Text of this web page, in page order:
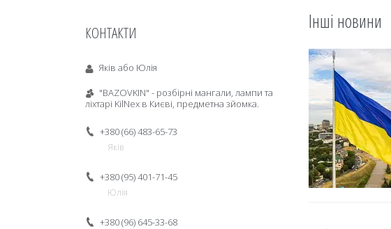
Інші новини
КОНТАКТИ
Яків або Юлія
"BAZOVKIN" - розбірні мангали, лампи та
ліхтарі KilNex в Києві, предметна зйомка.
+380 (66) 483-65-73
Яків
+380 (95) 401-71-45
Юлія
+380 (96) 645-33-68